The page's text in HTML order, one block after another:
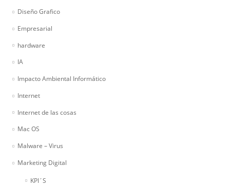
Diseño Grafico
Empresarial
hardware
IA
Impacto Ambiental Informático
Internet
Internet de las cosas
Mac OS
Malware – Virus
Marketing Digital
KPI´S